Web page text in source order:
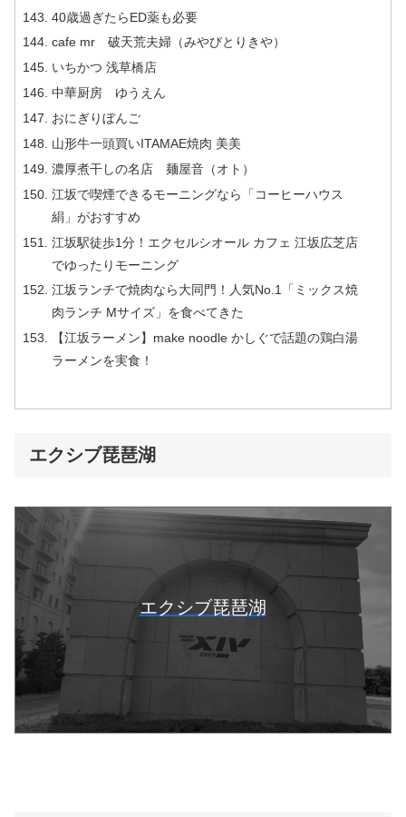
40歳過ぎたらED薬も必要
cafe mr 破天荒夫婦（みやびとりきや）
いちかつ 浅草橋店
中華厨房 ゆうえん
おにぎりぼんご
山形牛一頭買いITAMAE焼肉 美美
濃厚煮干しの名店 麺屋音（オト）
江坂で喫煙できるモーニングなら「コーヒーハウス
絹」がおすすめ
江坂駅徒歩1分！エクセルシオール カフェ 江坂広芝店
でゆったりモーニング
江坂ランチで焼肉なら大同門！人気No.1「ミックス焼
肉ランチ Mサイズ」を食べてきた
【江坂ラーメン】make noodle かしぐで話題の鶏白湯
ラーメンを実食！
エクシブ琵琶湖
エクシブ琵琶湖